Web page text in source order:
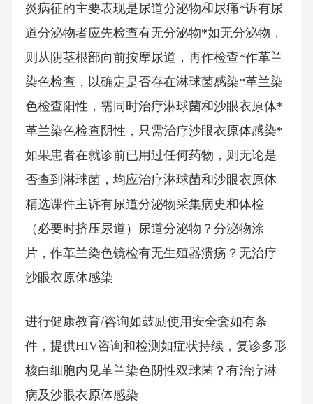
炎病征的主要表现是尿道分泌物和尿痛*诉有尿
道分泌物者应先检查有无分泌物*如无分泌物，
则从阴茎根部向前按摩尿道，再作检查*作革兰
染色检查，以确定是否存在淋球菌感染*革兰染
色检查阳性，需同时治疗淋球菌和沙眼衣原体*
革兰染色检查阴性，只需治疗沙眼衣原体感染*
如果患者在就诊前已用过任何药物，则无论是
否查到淋球菌，均应治疗淋球菌和沙眼衣原体
精选课件主诉有尿道分泌物采集病史和体检
（必要时挤压尿道）尿道分泌物？分泌物涂
片，作革兰染色镜检有无生殖器溃疡？无治疗
沙眼衣原体感染
进行健康教育/咨询如鼓励使用安全套如有条
件，提供HIV咨询和检测如症状持续，复诊多形
核白细胞内见革兰染色阴性双球菌？有治疗淋
病及沙眼衣原体感染